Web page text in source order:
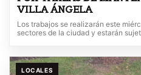
VILLA ÁNGELA
Los trabajos se realizarán este
sectores de la ciudad y estarán
LOCALES